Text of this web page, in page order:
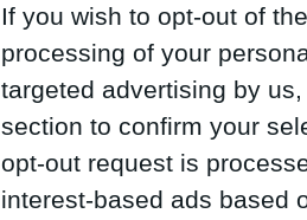
If you wish to opt-out of
processing of your
targeted advertising by
section to confirm your
opt-out request is
interest-based ads based